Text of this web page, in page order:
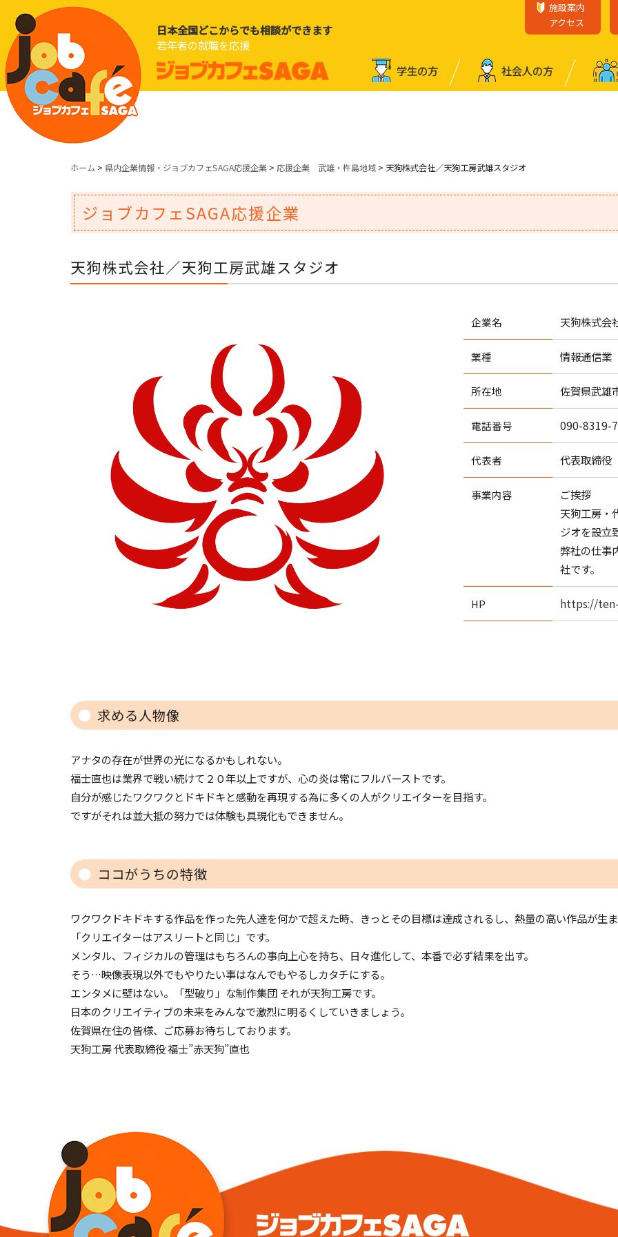
日本全国どこからでも相談ができます
若年者の就職を応援
施設案内
アクセス
学⽣の⽅ 社会⼈の⽅
ホーム > 県内企業情報・ジョブカフェSAGA応援企業 > 応援企業 武雄・杵島地域 > 天狗株式会社／天狗工房武雄スタジオ
ジョブカフェSAGA応援企業
天狗株式会社／天狗工房武雄スタジオ
企業名 天狗株式会
業種 情報通信業
所在地 佐賀県武雄
電話番号 090-8319-
代表者 代表取締
事業内容
ご挨拶
天狗工房・
ジオを設立
弊社の仕事
社です。
HP https://
求める人物像
アナタの存在が世界の光になるかもしれない。
福士直也は業界で戦い続けて２０年以上ですが、心の炎は常にフルバーストです。
自分が感じたワクワクとドキドキと感動を再現する為に多くの人がクリエイターを目指す。
ですがそれは並大抵の努力では体験も具現化もできません。
ココがうちの特徴
ワクワクドキドキする作品を作った先人達を何かで超えた時、きっとその目標は達成されるし、熱量の高い作品が生
「クリエイターはアスリートと同じ」です。
メンタル、フィジカルの管理はもちろんの事向上心を持ち、日々進化して、本番で必ず結果を出す。
そう…映像表現以外でもやりたい事はなんでもやるしカタチにする。
エンタメに壁はない。「型破り」な制作集団 それが天狗工房です。
日本のクリエイティブの未来をみんなで激烈に明るくしていきましょう。
佐賀県在住の皆様、ご応募お待ちしております。
天狗工房 代表取締役 福士”赤天狗”直也